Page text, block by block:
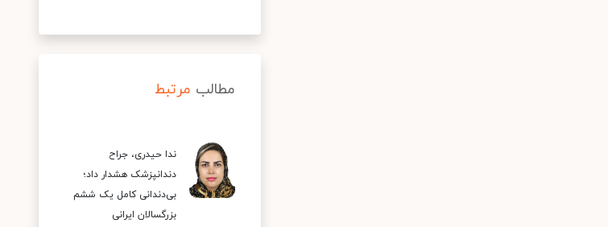
مطالب مرتبط
ندا حیدری، جراح
دندانپزشک هشدار داد؛
بی‌دندانی کامل یک ششم
بزرگسالان ایرانی